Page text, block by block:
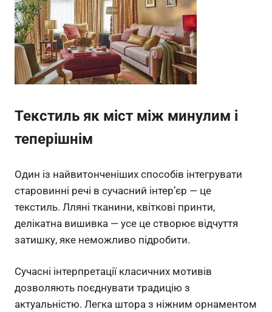
Текстиль як міст між минулим і
теперішнім
Один із найвитонченіших способів інтегрувати
старовинні речі в сучасний інтер’єр — це
текстиль. Лляні тканини, квіткові принти,
делікатна вишивка — усе це створює відчуття
затишку, яке неможливо підробити.
Сучасні інтерпретації класичних мотивів
дозволяють поєднувати традицію з
актуальністю. Легка штора з ніжним орнаментом